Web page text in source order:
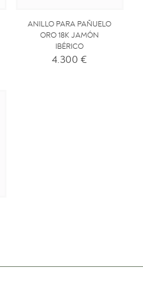
ANILLO PARA PAÑUELO
ORO 18K JAMÓN
IBÉRICO
4.300€